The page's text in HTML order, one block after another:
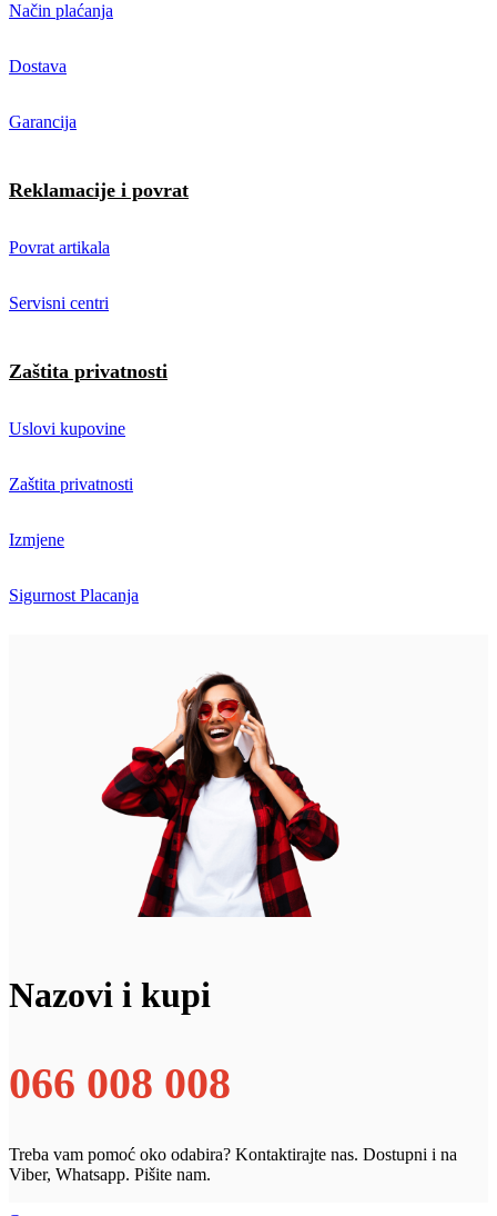
Način plaćanja
Dostava
Garancija
Reklamacije i povrat
Povrat artikala
Servisni centri
Zaštita privatnosti
Uslovi kupovine
Zaštita privatnosti
Izmjene
Sigurnost Placanja
Nazovi i kupi
066 008 008
Treba vam pomoć oko odabira? Kontaktirajte nas. Dostupni i na
Viber, Whatsapp. Pišite nam.